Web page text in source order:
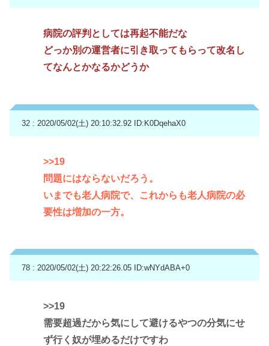
病院の評判としては再起不能だな
どっか別の運営者に引き取ってもらって改名し
てなんとかなるかどうか
32 : 2020/05/02(土) 20:10:32.92 ID:K0DqehaX0
>>19
問題にはならないだろう。
いまでも老人病院で、これからも老人病院の必
要性は増加の一方。
78 : 2020/05/02(土) 20:22:26.05 ID:wNYdABA+0
>>19
需要超過だから気にして避けるやつの分気にせ
ず行く奴が埋めるだけですわ